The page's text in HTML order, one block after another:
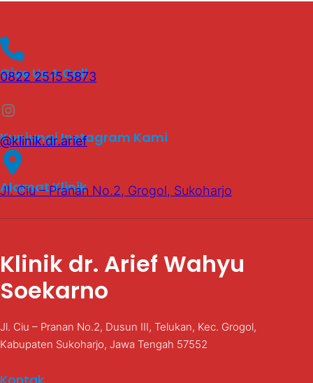
Give Us A Call
0822 2515 5873
Instagram
Kunjungi Instagram Kami
@klinik.dr.arief
Alamat Klinik
Jl. Ciu – Pranan No.2, Grogol, Sukoharjo
Klinik dr. Arief Wahyu
Soekarno
Jl. Ciu – Pranan No.2, Dusun III, Telukan, Kec. Grogol,
Kabupaten Sukoharjo, Jawa Tengah 57552